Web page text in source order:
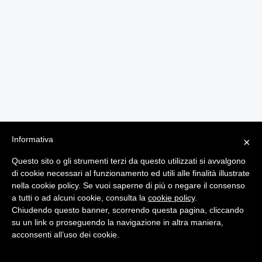
Note Legali
Dati Personali
© 2026 Liquid Business Group srl - P.iva 07004960824 | Powered by
×
Informativa
Questo sito o gli strumenti terzi da questo utilizzati si avvalgono
di cookie necessari al funzionamento ed utili alle finalità illustrate
nella cookie policy. Se vuoi saperne di più o negare il consenso
a tutti o ad alcuni cookie, consulta la cookie policy.
Chiudendo questo banner, scorrendo questa pagina, cliccando
su un link o proseguendo la navigazione in altra maniera,
acconsenti all’uso dei cookie.